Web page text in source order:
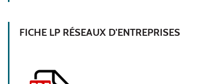
FICHE LP RÉSEAUX D'ENTREPRISES